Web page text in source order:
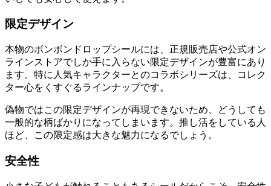
限定デザイン
本物のボンボンドロップシールには、正規販売店や公式オン
ラインストアでしか手に入らない限定デザインが豊富にあり
ます。特に人気キャラクターとのコラボシリーズは、コレク
ター心をくすぐるラインナップです。
偽物ではこの限定デザインが再現できないため、どうしても
一般的な柄ばかりになってしまいます。推し活をしている人
ほど、この限定感は大きな魅力になるでしょう。
安全性